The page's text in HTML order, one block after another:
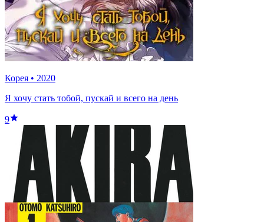
Корея • 2020
Я хочу стать тобой, пускай и всего на день
9